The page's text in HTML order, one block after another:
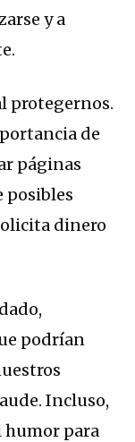
y a
protegernos.
de
páginas
posibles
dinero
podrían
Incluso,
humor para